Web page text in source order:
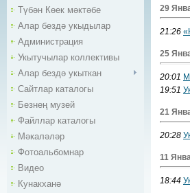
Түбән Көек мәктәбе
Алар бездә укыдылар
Администрация
Укытучылар коллективы
Алар бездә укыткан
Сайтлар каталогы
Безнең музей
Файллар каталогы
Мәкаләләр
Фотоальбомнар
Видео
Кунакханә
29
21:26
25
20:01
19:51
21
20:28
11
18:44